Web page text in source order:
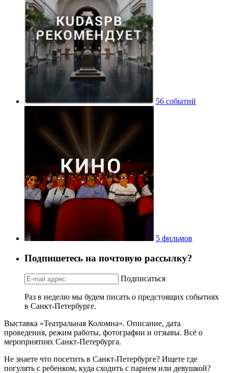
56 событий
5 фильмов
Подпишетесь на почтовую рассылку?
Подписаться
Раз в неделю мы будем писать о предстоящих событиях
в Санкт-Петербурге.
Выставка «Театральная Коломна». Описание, дата
проведения, режим работы, фотографии и отзывы. Всё о
мероприятиях Санкт-Петербурга.
Не знаете что посетить в Санкт-Петербурге? Ищете где
погулять с ребенком, куда сходить с парнем или девушкой?